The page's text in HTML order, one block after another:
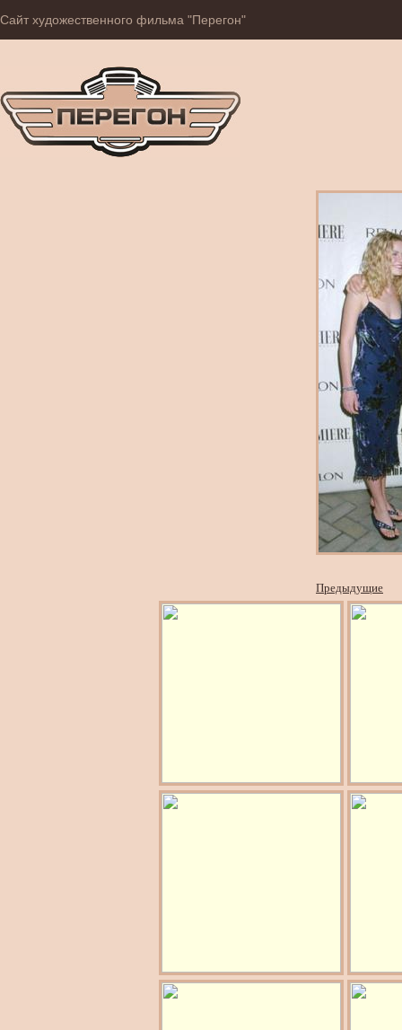
Сайт художественного фильма "Перегон"
Предыдущие